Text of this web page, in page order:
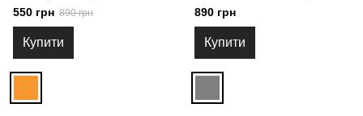
550 грн 890 грн
Купити
890 грн
Купити